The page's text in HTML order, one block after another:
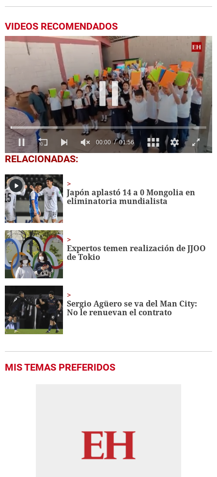
VIDEOS RECOMENDADOS
0
seconds
1
minute,
56
seconds
RELACIONADAS:
Japón aplastó 14 a 0 Mongolia en
eliminatoria mundialista
Expertos temen realización de JJOO
de Tokio
Sergio Agüero se va del Man City:
No le renuevan el contrato
MIS TEMAS PREFERIDOS